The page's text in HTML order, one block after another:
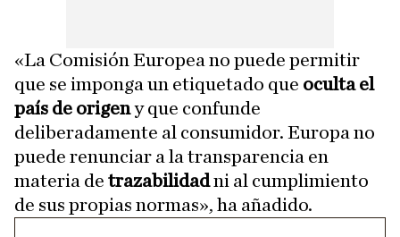
«La Comisión Europea no puede permitir
que se imponga un etiquetado que oculta el
país de origeny que confunde
deliberadamente al consumidor. Europa no
puede renunciar a la transparencia en
materia de trazabilidadni al cumplimiento
de sus propias normas», ha añadido.